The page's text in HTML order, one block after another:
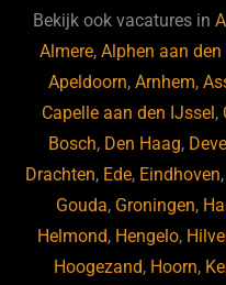
b
o
o
k
ky dI
n
Bekijk ook vacatures in
Almere,Alphen aan den
Apeldoorn,Arnhem,
Capelle aan den IJssel,
Bosch, Den Haag,
Drachten, Ede, Eindhoven,
Gouda, Groningen,
Helmond, Hengelo,
Hoogezand, Hoorn,